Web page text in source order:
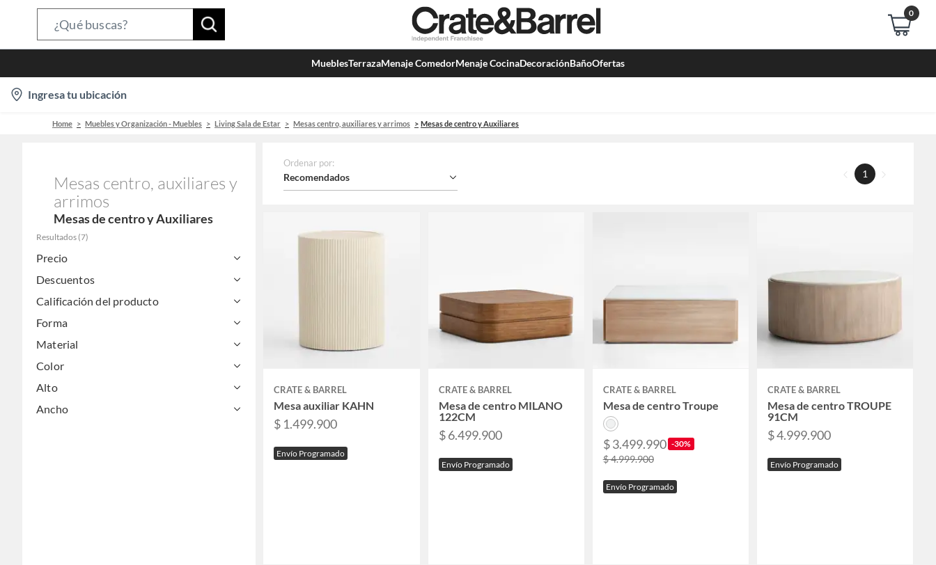
Bar
0
MueblesTerrazaMenaje ComedorMenaje CocinaDecoraciónBañoOfertas
location-
icon
Ingresa tu ubicación
Home Muebles y Organización - Muebles Living Sala de Estar Mesas centro, auxiliares y arrimos Mesas de centro y Auxiliares
Mesas centro, auxiliares y
arrimos
Mesas de centro y Auxiliares
Resultados (7)
Precio
Descuentos
Calificación del producto
Forma
Material
Color
Alto
Ancho
Ordenar por:
Recomendados 1
CRATE & BARREL
Mesa auxiliar KAHN
$ 1.499.900
Envío Programado
CRATE & BARREL
Mesa de centro MILANO
122CM
$ 6.499.900
Envío Programado
CRATE & BARREL
Mesa de centro Troupe
$ 3.499.990 -30%
$ 4.999.900
Envío Programado
CRATE & BARREL
Mesa de centro TROUPE
91CM
$ 4.999.900
Envío Programado